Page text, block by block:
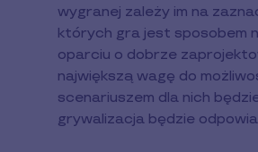
wygranej zależy im na
których gra jest sposobem
oparciu o dobrze
największą wagę do
scenariuszem dla nich
grywalizacja będzie